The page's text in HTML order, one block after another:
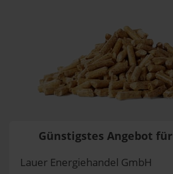
Günstigstes Angebot für
Lauer Energiehandel GmbH